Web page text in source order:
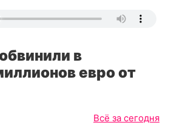
в
евро от
Всё за сегодня